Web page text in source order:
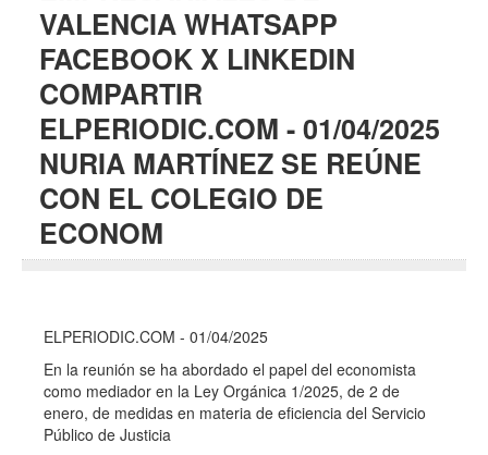
UPSANA
PROA
Contacto
VALENCIA WHATSAPP
FACEBOOK X LINKEDIN
COMPARTIR
ELPERIODIC.COM - 01/04/2025
NURIA MARTÍNEZ SE REÚNE
CON EL COLEGIO DE
ECONOM
ELPERIODIC.COM - 01/04/2025
En la reunión se ha abordado el papel del economista
como mediador en la Ley Orgánica 1/2025, de 2 de
enero, de medidas en materia de eficiencia del Servicio
Público de Justicia